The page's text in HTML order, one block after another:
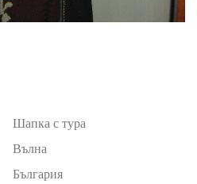
Шапка с тура
Вълна
България